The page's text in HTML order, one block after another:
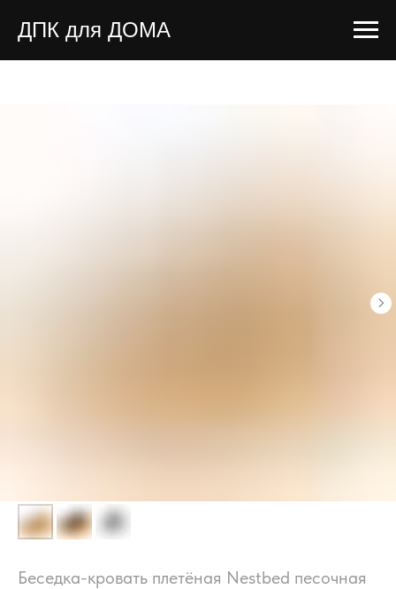
ДПК для ДОМА
Беседка-кровать плетёная Nestbed песочная